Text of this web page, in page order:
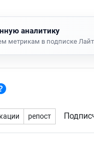
аналитику
метрикам в подписке Лайт
репост